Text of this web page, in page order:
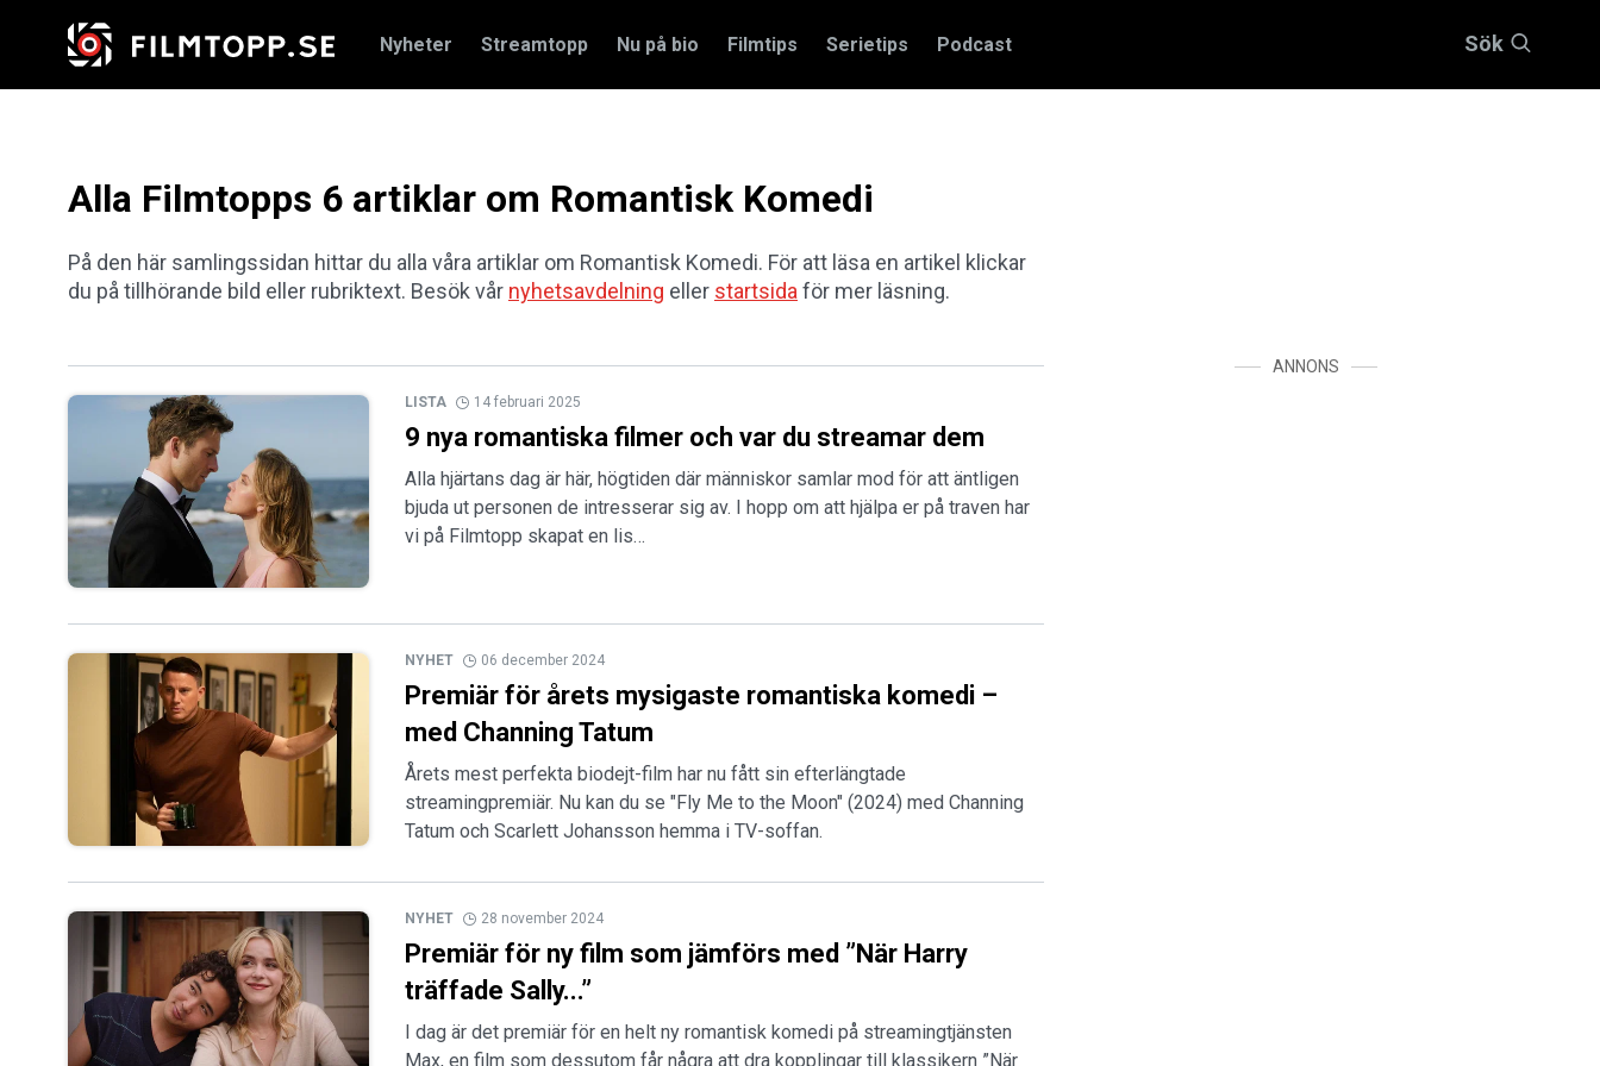
Nyheter Streamtopp Nu på bio Filmtips Serietips Podcast Sök
Alla Filmtopps 6 artiklar om Romantisk Komedi
På den här samlingssidan hittar du alla våra artiklar om Romantisk Komedi. För att läsa en artikel klickar
du på tillhörande bild eller rubriktext. Besök vår nyhetsavdelning eller startsida för mer läsning.
LISTA 14 februari 2025
9 nya romantiska filmer och var du streamar dem
Alla hjärtans dag är här, högtiden där människor samlar mod för att äntligen
bjuda ut personen de intresserar sig av. I hopp om att hjälpa er på traven har
vi på Filmtopp skapat en lis…
NYHET 06 december 2024
Premiär för årets mysigaste romantiska komedi –
med Channing Tatum
Årets mest perfekta biodejt-film har nu fått sin efterlängtade
streamingpremiär. Nu kan du se "Fly Me to the Moon" (2024) med Channing
Tatum och Scarlett Johansson hemma i TV-soffan.
NYHET 28 november 2024
Premiär för ny film som jämförs med ”När Harry
träffade Sally...”
I dag är det premiär för en helt ny romantisk komedi på streamingtjänsten
Max, en film som dessutom får några att dra kopplingar till klassikern ”När
ANNONS